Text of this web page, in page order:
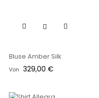
Bluse Amber Silk
Von Preis
329,00 €